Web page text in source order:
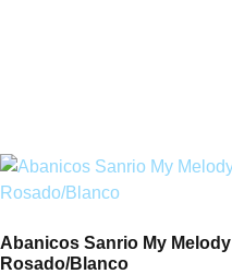
Abanicos Sanrio My Melody
Rosado/Blanco